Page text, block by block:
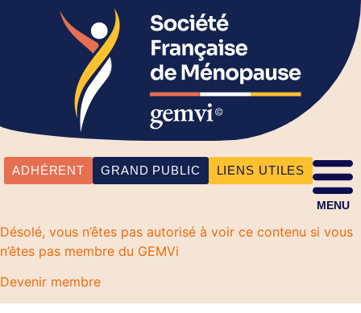
ADHÉRENT GRAND PUBLIC LIENS UTILES
MENU
Désolé, vous n’êtes pas autorisé à voir ce contenu si vous
n’êtes pas membre du GEMVi
Devenir membre